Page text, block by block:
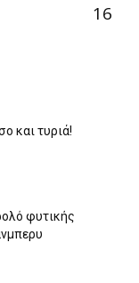
16
και τυριά!
φυτικής